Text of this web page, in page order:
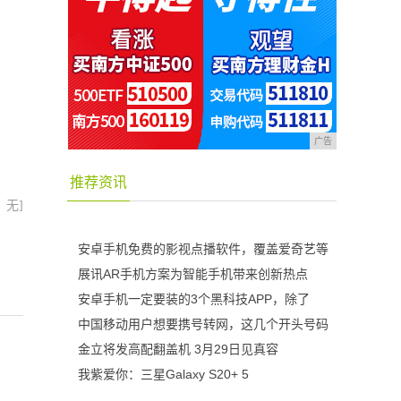
无]
广告
推荐资讯
安卓手机免费的影视点播软件，覆盖爱奇艺等
展讯AR手机方案为智能手机带来创新热点
安卓手机一定要装的3个黑科技APP，除了
中国移动用户想要携号转网，这几个开头号码
金立将发高配翻盖机 3月29日见真容
我紫爱你：三星Galaxy S20+ 5